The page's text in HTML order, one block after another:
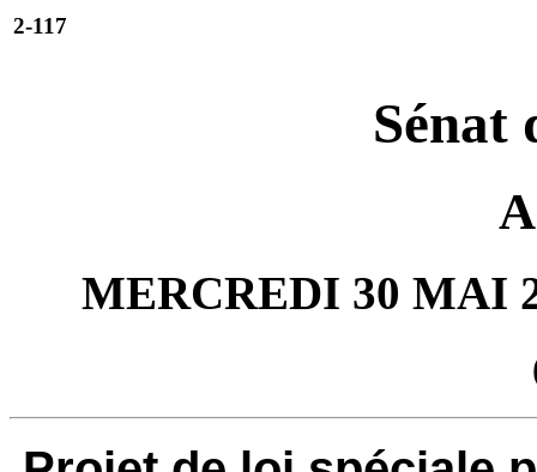
2-117
Sénat
MERCREDI 30 MAI